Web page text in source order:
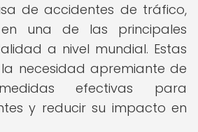
de accidentes de tráfico,
en una de las principales
a nivel mundial. Estas
necesidad apremiante de
efectivas para
y reducir su impacto en